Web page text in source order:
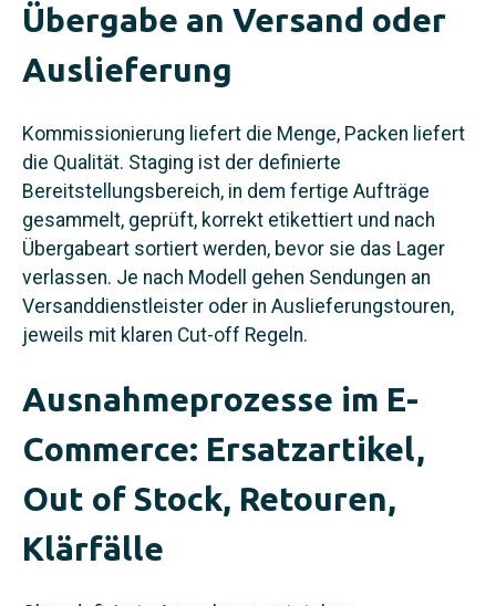
Übergabe an Versand oder
Auslieferung
Kommissionierung liefert die Menge, Packen liefert
die Qualität. Staging ist der definierte
Bereitstellungsbereich, in dem fertige Aufträge
gesammelt, geprüft, korrekt etikettiert und nach
Übergabeart sortiert werden, bevor sie das Lager
verlassen. Je nach Modell gehen Sendungen an
Versanddienstleister oder in Auslieferungstouren,
jeweils mit klaren Cut-off Regeln.
Ausnahmeprozesse im E-
Commerce: Ersatzartikel,
Out of Stock, Retouren,
Klärfälle